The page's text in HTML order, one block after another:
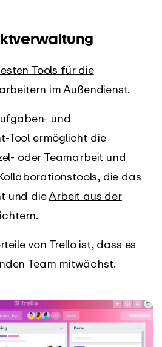
Tools für die
im Außendienst.
und
Tool ermöglicht die
oder Teamarbeit und
die das
und dieArbeit aus der
von Trello ist, dass es
Team mitwächst.